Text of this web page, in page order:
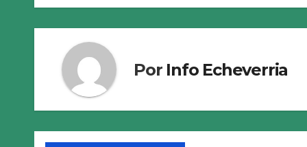
Por Info Echeverria